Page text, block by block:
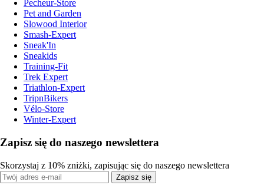
Pecheur-Store
Pet and Garden
Slowood Interior
Smash-Expert
Sneak'In
Sneakids
Training-Fit
Trek Expert
Triathlon-Expert
TripnBikers
Vélo-Store
Winter-Expert
Zapisz się do naszego newslettera
Skorzystaj z 10% zniżki, zapisując się do naszego newslettera
Zapisz się